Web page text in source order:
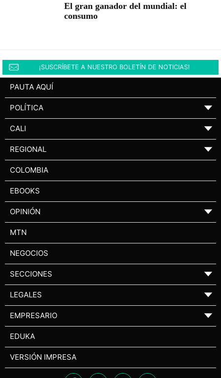
El gran ganador del mundial: el
consumo
¡SUSCRÍBETE A NUESTRO BOLETÍN DE NOTICIAS!
PAUTA AQUÍ
POLÍTICA ▼
CALI ▼
REGIONAL ▼
COLOMBIA
EBOOKS
OPINIÓN ▼
MTN
NEGOCIOS
SECCIONES ▼
LEGALES ▼
EMPRESARIO ▼
EDUKA
VERSIÓN IMPRESA